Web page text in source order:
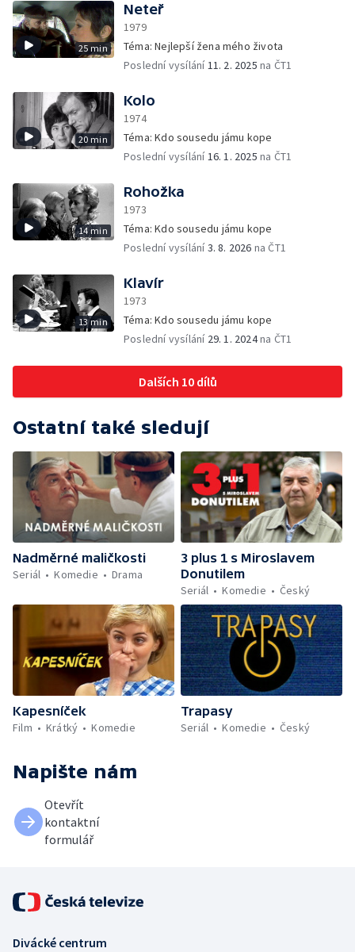
25 min
Neteř
1979
Téma: Nejlepší žena mého života
Poslední vysílání11. 2. 2025 na ČT1
20 min
Kolo
1974
Téma: Kdo sousedu jámu kope
Poslední vysílání16. 1. 2025 na ČT1
14 min
Rohožka
1973
Téma: Kdo sousedu jámu kope
Poslední vysílání3. 8. 2026 na ČT1
13 min
Klavír
1973
Téma: Kdo sousedu jámu kope
Poslední vysílání 29. 1. 2024na ČT1
Dalších 10 dílů
Ostatní také sledují
Nadměrné maličkosti
Seriál
Komedie Drama
3 plus 1 s Miroslavem
Donutilem
Seriál
Komedie Český
Kapesníček
Film
Krátký Komedie
Trapasy
Seriál
Komedie Český
Napište nám
Otevřít
kontaktní
formulář
Divácké centrum